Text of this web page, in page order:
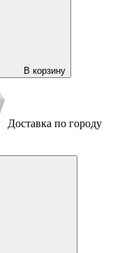
В корзину
Доставка по городу